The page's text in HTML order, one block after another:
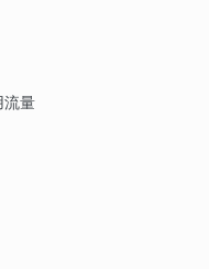
流量